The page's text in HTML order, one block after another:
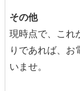
その他
現時点で、これ
りであれば、お
いませ。